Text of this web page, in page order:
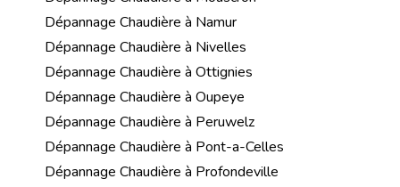
Dépannage Chaudière à Namur
Dépannage Chaudière à Nivelles
Dépannage Chaudière à Ottignies
Dépannage Chaudière à Oupeye
Dépannage Chaudière à Peruwelz
Dépannage Chaudière à Pont-a-Celles
Dépannage Chaudière à Profondeville